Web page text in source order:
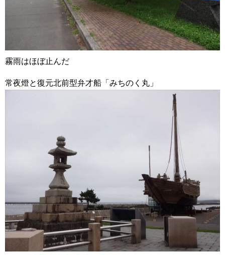
霧雨はほぼ止んだ
常夜燈と復元北前型弁才船「みちのく丸」